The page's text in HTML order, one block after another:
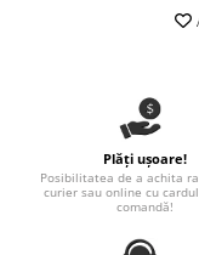
Slovaca
Plăți ușoare!
Posibilitatea de a achita
curier sau online cu
comandă!